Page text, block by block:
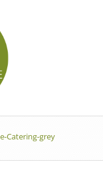
Catering-grey